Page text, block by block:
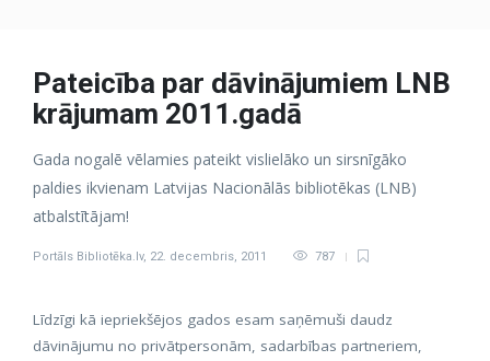
Pateicība par dāvinājumiem LNB
krājumam 2011.gadā
Gada nogalē vēlamies pateikt vislielāko un sirsnīgāko
paldies ikvienam Latvijas Nacionālās bibliotēkas (LNB)
atbalstītājam!
Portāls Bibliotēka.lv, 22. decembris, 2011 787
Līdzīgi kā iepriekšējos gados esam saņēmuši daudz
dāvinājumu no privātpersonām, sadarbības partneriem,